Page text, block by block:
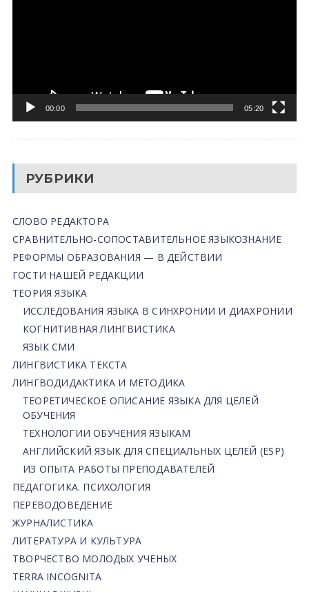
00:00 05:20
РУБРИКИ
СЛОВО РЕДАКТОРА
СРАВНИТЕЛЬНО-СОПОСТАВИТЕЛЬНОЕ ЯЗЫКОЗНАНИЕ
РЕФОРМЫ ОБРАЗОВАНИЯ — В ДЕЙСТВИИ
ГОСТИ НАШЕЙ РЕДАКЦИИ
ТЕОРИЯ ЯЗЫКА
ИССЛЕДОВАНИЯ ЯЗЫКА В СИНХРОНИИ И ДИАХРОНИИ
КОГНИТИВНАЯ ЛИНГВИСТИКА
ЯЗЫК СМИ
ЛИНГВИСТИКА ТЕКСТА
ЛИНГВОДИДАКТИКА И МЕТОДИКА
ТЕОРЕТИЧЕСКОЕ ОПИСАНИЕ ЯЗЫКА ДЛЯ ЦЕЛЕЙ
ОБУЧЕНИЯ
ТЕХНОЛОГИИ ОБУЧЕНИЯ ЯЗЫКАМ
АНГЛИЙСКИЙ ЯЗЫК ДЛЯ СПЕЦИАЛЬНЫХ ЦЕЛЕЙ (ESP)
ИЗ ОПЫТА РАБОТЫ ПРЕПОДАВАТЕЛЕЙ
ПЕДАГОГИКА. ПСИХОЛОГИЯ
ПЕРЕВОДОВЕДЕНИЕ
ЖУРНАЛИСТИКА
ЛИТЕРАТУРА И КУЛЬТУРА
ТВОРЧЕСТВО МОЛОДЫХ УЧЕНЫХ
TERRA INCOGNITA